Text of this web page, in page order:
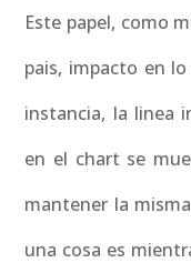
Este papel, como
pais, impacto en
instancia, la linea
en el chart se
mantener la
una cosa es